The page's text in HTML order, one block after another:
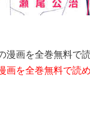
漫画を全巻無料で
画を全巻無料で読